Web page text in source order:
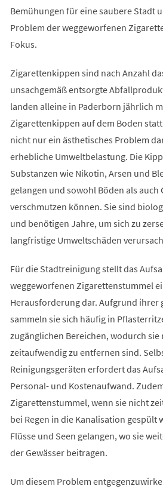
Bemühungen für eine saubere Stadt
Problem der weggeworfenen
Fokus.
Zigarettenkippen sind nach Anzahl
unsachgemäß entsorgte
landen alleine in Paderborn jährlich
Zigarettenkippen auf dem Boden
nicht nur ein ästhetisches Problem
erhebliche Umweltbelastung. Die
Substanzen wie Nikotin, Arsen und
gelangen und sowohl Böden als auch
verschmutzen können. Sie sind
und benötigen Jahre, um sich zu
langfristige Umweltschäden
Für die Stadtreinigung stellt das
weggeworfenen Zigarettenstummel
Herausforderung dar. Aufgrund ihrer
sammeln sie sich häufig in
zugänglichen Bereichen, wodurch sie
zeitaufwendig zu entfernen sind.
Reinigungsgeräten erfordert das
Personal- und Kostenaufwand.
Zigarettenstummel, wenn sie nicht
bei Regen in die Kanalisation gespült
Flüsse und Seen gelangen, wo sie
der Gewässer beitragen.
Um diesem Problem